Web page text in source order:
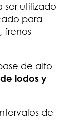
ser utilizado
para
frenos
de alto
lodos y
de